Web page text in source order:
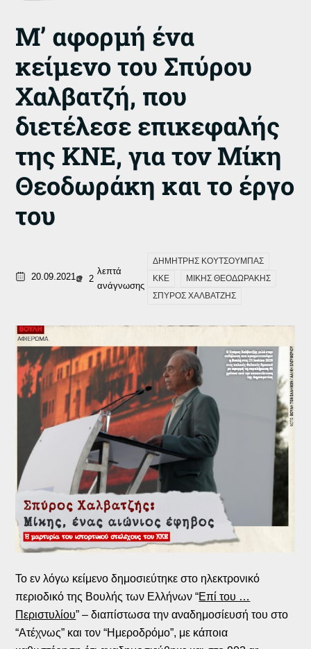
Μ’ αφορμή ένα
κείμενο του Σπύρου
Χαλβατζή, που
διετέλεσε επικεφαλής
της ΚΝΕ, για τον Μίκη
Θεοδωράκη και το έργο
του
20.09.2021 2
λεπτά
ανάγνωσης
ΔΗΜΗΤΡΗΣ ΚΟΥΤΣΟΥΜΠΑΣ
ΚΚΕ
ΜΙΚΗΣ ΘΕΟΔΩΡΑΚΗΣ
ΣΠΥΡΟΣ ΧΑΛΒΑΤΖΗΣ
Το εν λόγω κείμενο δημοσιεύτηκε στο ηλεκτρονικό
περιοδικό της Βουλής των Ελλήνων “Επί του …
Περιστυλίου” – διαπίστωσα την αναδημοσίευσή του στο
“Ατέχνως” και τον “Ημεροδρόμο”, με κάποια